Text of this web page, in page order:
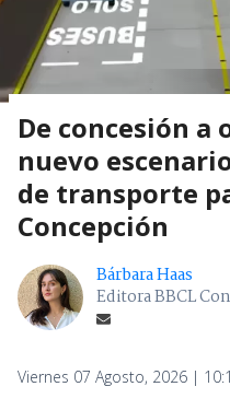
De concesión a
nuevo
de transporte
Concepción
Bárbara Haas
Editora BBCL
Viernes 07 Agosto, 2026 |